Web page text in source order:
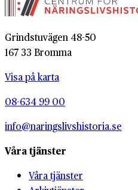
Grindstuvägen 48-50
167 33 Bromma
Visa på karta
08-634 99 00
info@naringslivshistoria.se
Våra tjänster
Våra tjänster